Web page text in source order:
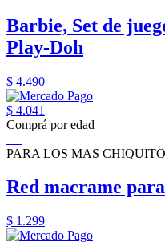
Barbie, Set de
Play-Doh
$ 4.490
$ 4.041
Comprá por edad
PARA LOS MAS
Red macrame
$ 1.299